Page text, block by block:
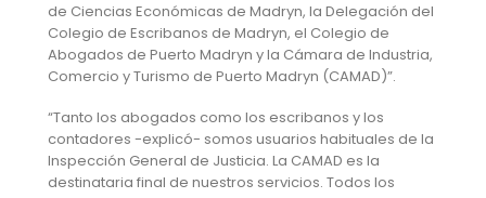
de Ciencias Económicas de Madryn, la Delegación del
Colegio de Escribanos de Madryn, el Colegio de
Abogados de Puerto Madryn y la Cámara de Industria,
Comercio y Turismo de Puerto Madryn (CAMAD)”.
“Tanto los abogados como los escribanos y los
contadores -explicó- somos usuarios habituales de la
Inspección General de Justicia. La CAMAD es la
destinataria final de nuestros servicios. Todos los